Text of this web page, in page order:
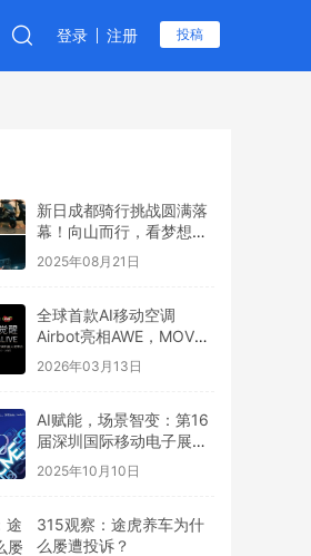
登录 注册 投稿
新日成都骑行挑战圆满落
幕！向山而行，看梦想6
全地形制霸之路
2025年08月21日
全球首款AI移动空调
Airbot亮相AWE，MOVA
引领行业新叙事
2026年03月13日
AI赋能，场景智变：第16
届深圳国际移动电子展引
领场景化消费新浪潮
2025年10月10日
315观察：途虎养车为什
么屡遭投诉？